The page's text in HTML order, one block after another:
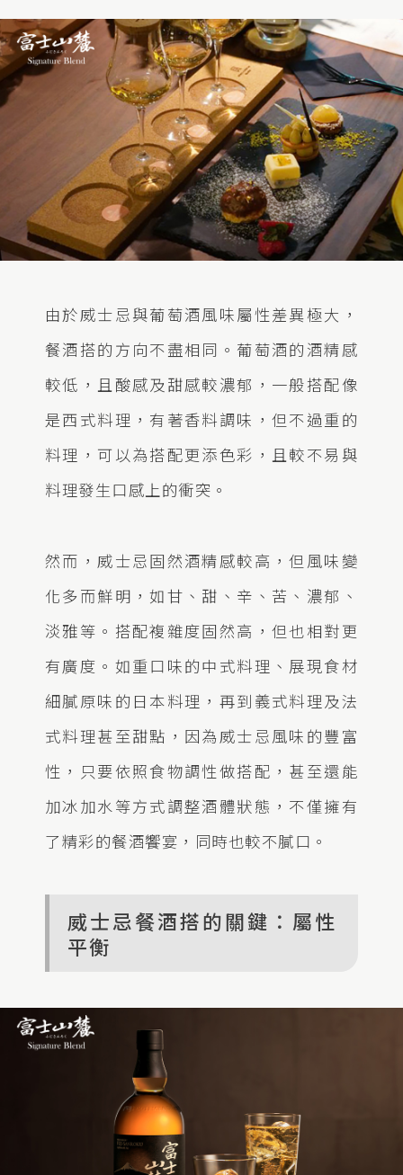
由於威士忌與葡萄酒風味屬性差異極大，
餐酒搭的方向不盡相同。葡萄酒的酒精感
較低，且酸感及甜感較濃郁，一般搭配像
是西式料理，有著香料調味，但不過重的
料理，可以為搭配更添色彩，且較不易 與
料理發生口感上的衝突。
然而，威士忌固然酒精感較高，但風味變
化多而鮮明，如甘、甜、辛、苦、濃郁、
淡雅等。搭配複雜度固然高，但也相對更
有廣度 。如重口味的中式料理、展現食材
細膩原味的日本料理，再到義式料理及法
式料理甚至甜點，因為威士忌風味的豐富
性，只要依照食物調性做搭配，甚至還能
加冰加水等方式調整酒體狀態，不僅擁有
了精彩的餐酒饗宴，同時也較不膩口。
威士忌餐酒搭的關鍵：屬性
平衡